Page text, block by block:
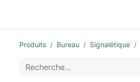
Produits Bureau Signalétique